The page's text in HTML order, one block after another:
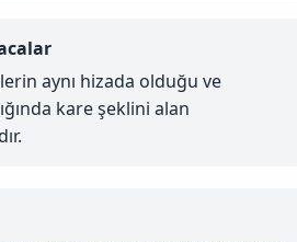
aynı hizada olduğu ve
kare şeklini alan